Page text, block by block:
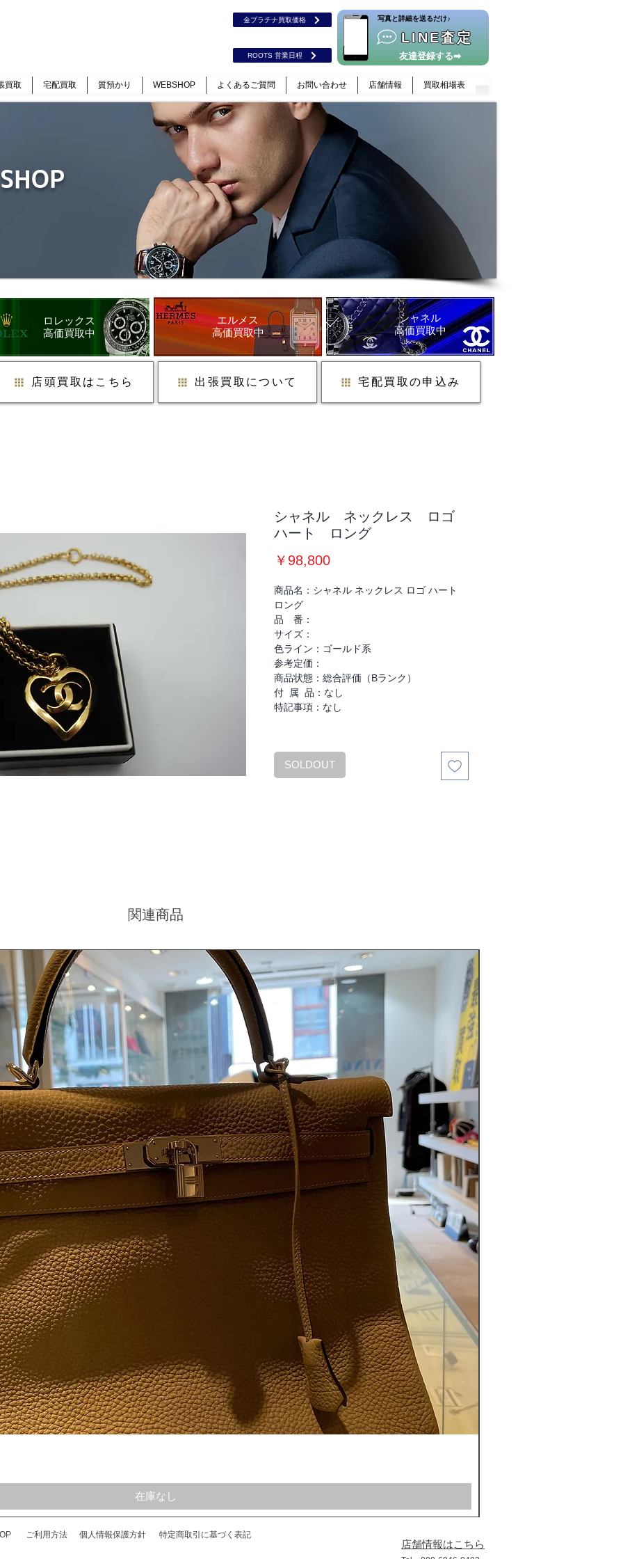
金プラチナ買取価格
ROOTS 営業日程
LINE査定
​写真と詳細を送るだけ♪
友達登録する➡
買取 宅配買取 質預かり WEBSHOP よくあるご質問 お問い合わせ 店舗情報 買取相場表
ロレックス
​高価買取中
​エルメス
​高価買取中
シャネル
​高価買取中
店頭買取はこちら 出張買取について 宅配買取の申込み
シャネル ネックレス ロゴ
ハート ロング
￥98,800価
商品名：シャネル ネックレス ロゴ ハート
ロング
品 番：
サイズ：
色ライン：ゴールド系
参考定価：
商品状態：総合評価（Bランク）
付 属 品：なし
特記事項：なし
SOLDOUT
関連商品
在庫なし
ご利用方法 個人情報保護方針 特定商取引に基づく表記
店舗情報はこちら